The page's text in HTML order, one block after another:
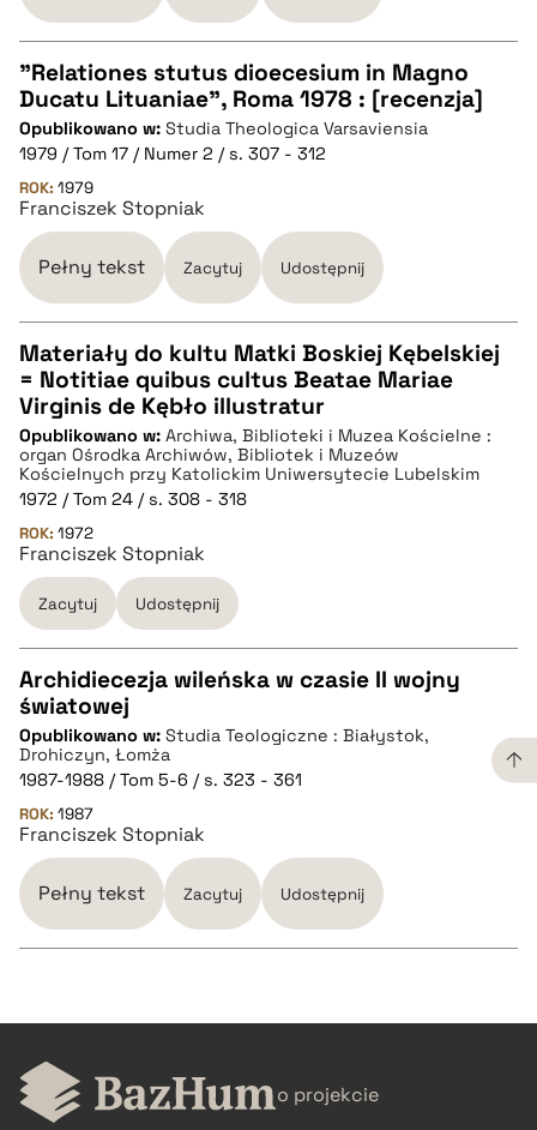
pobierz cytat
CZYSTY TEKST
pobierz cytat
BIBTEX
pobierz cytat
"Relationes stutus dioecesium in Magno
Ducatu Lituaniae", Roma 1978 : [recenzja]
Opublikowano w: Studia Theologica Varsaviensia
1979 / Tom 17 / Numer 2 / s. 307 - 312
ROK: 1979
Franciszek Stopniak
Pełny tekst Zacytuj Udostępnij
CZYSTY TEKST
pobierz cytat
BIBTEX
pobierz cytat
Materiały do kultu Matki Boskiej Kębelskiej
= Notitiae quibus cultus Beatae Mariae
Virginis de Kębło illustratur
Opublikowano w: Archiwa, Biblioteki i Muzea Kościelne :
organ Ośrodka Archiwów, Bibliotek i Muzeów
Kościelnych przy Katolickim Uniwersytecie Lubelskim
1972 / Tom 24 / s. 308 - 318
ROK: 1972
Franciszek Stopniak
Zacytuj Udostępnij
CZYSTY TEKST
pobierz cytat
BIBTEX
pobierz cytat
Archidiecezja wileńska w czasie II wojny
światowej
Opublikowano w: Studia Teologiczne : Białystok,
Drohiczyn, Łomża
1987-1988 / Tom 5-6 / s. 323 - 361
ROK: 1987
Franciszek Stopniak
Pełny tekst Zacytuj Udostępnij
CZYSTY TEKST
pobierz cytat o projekcie